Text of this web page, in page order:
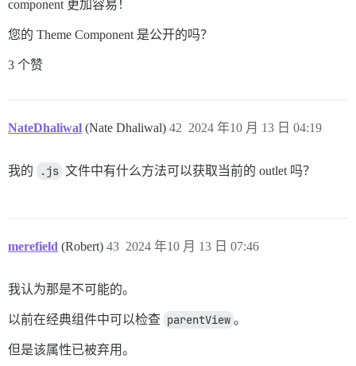
component 更加容易！
您的 Theme Component 是公开的吗？
3 个赞
NateDhaliwal (Nate Dhaliwal) 2024 年10 月 13 日 04:19
42
我的 .js 文件中有什么方法可以获取当前的 outlet 吗？
merefield (Robert) 2024 年10 月 13 日 07:46
43
我认为那是不可能的。
以前在经典组件中可以检查 parentView 。
但是该属性已被弃用。